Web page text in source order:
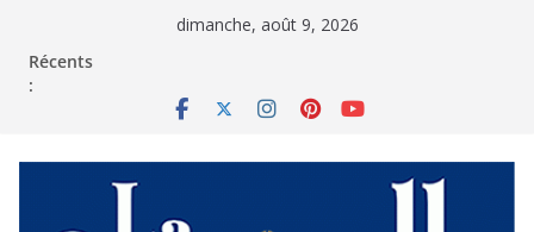
dimanche, août 9, 2026
Récents
: